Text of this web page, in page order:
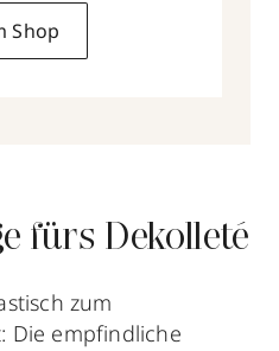
Shop
fürs Dekolleté
zum
Die empfindliche